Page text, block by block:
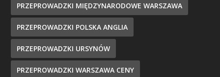
PRZEPROWADZKI MIĘDZYNARODOWE WARSZAWA
PRZEPROWADZKI POLSKA ANGLIA
PRZEPROWADZKI URSYNÓW
PRZEPROWADZKI WARSZAWA CENY